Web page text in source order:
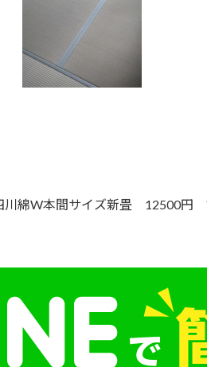
川綿W本間サイズ新畳 12500